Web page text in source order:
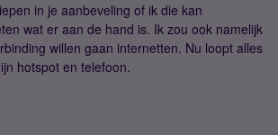
in je aanbeveling of ik die kan
wat er aan de hand is. Ik zou ook namelijk
willen gaan internetten. Nu loopt alles
hotspot en telefoon.